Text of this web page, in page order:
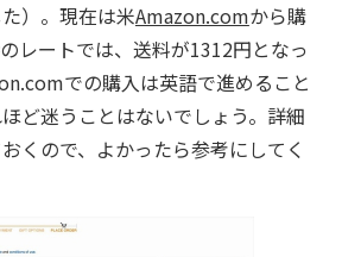
）。現在は米Amazon.comから購
レートでは、送料が1312円となっ
での購入は英語で進めること
ど迷うことはないでしょう。詳細
くので、よかったら参考にしてく